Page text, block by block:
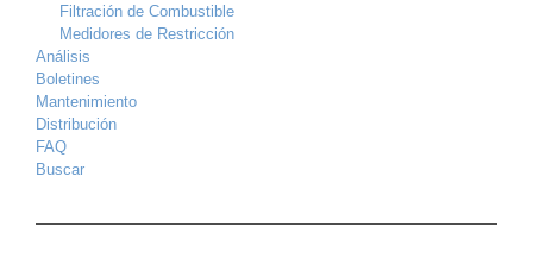
Filtración de Combustible
Medidores de Restricción
Análisis
Boletines
Mantenimiento
Distribución
FAQ
Buscar